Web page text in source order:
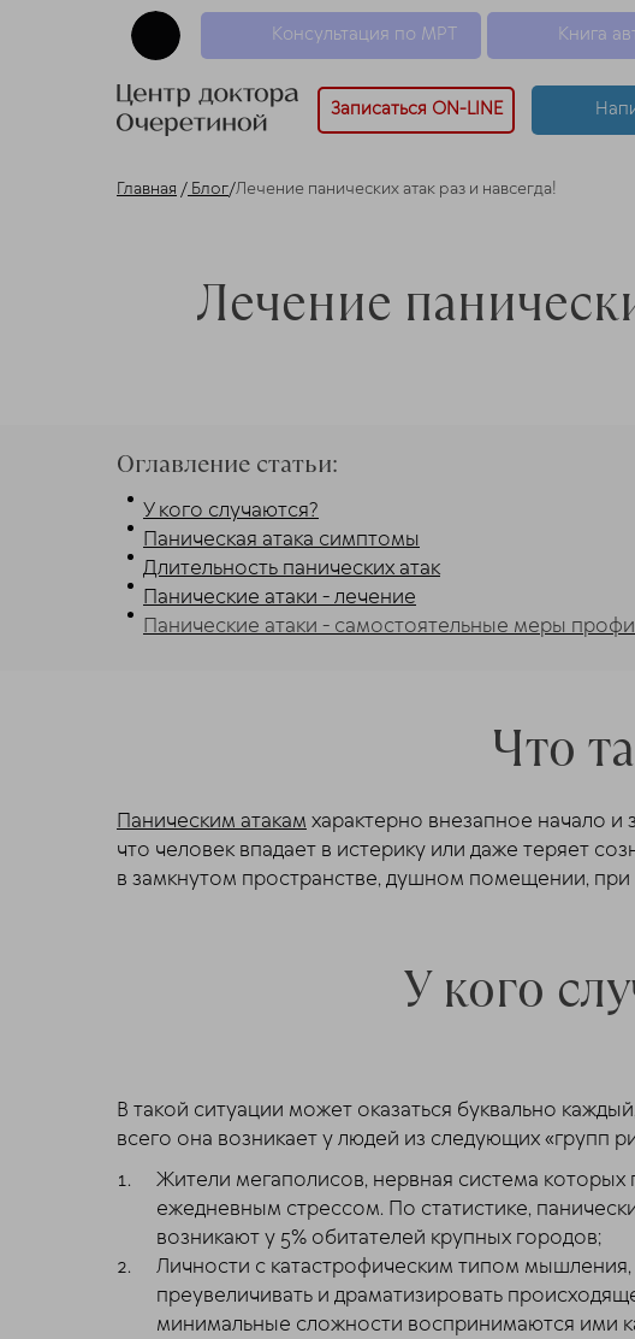
Книга
Консультация по МРТ
Записаться ON-LINE
Главная / Блог/Лечение панических атак раз и навсегда!
Лечение
Оглавление статьи:
У кого случаются?
Паническая атака симптомы
Длительность панических атак
Панические атаки - лечение
Панические атаки - самостоятельные меры
Что
Паническим атакам характерно внезапное начало и
что человек впадает в истерику или даже теряет
в замкнутом пространстве, душном помещении, при
У кого
В такой ситуации может оказаться буквально
всего она возникает у людей из следующих «групп
Жители мегаполисов, нервная система которых
ежедневным стрессом. По статистике,
возникают у 5% обитателей крупных городов;
Личности с катастрофическим типом
преувеличивать и драматизировать
минимальные сложности воспринимаются ими